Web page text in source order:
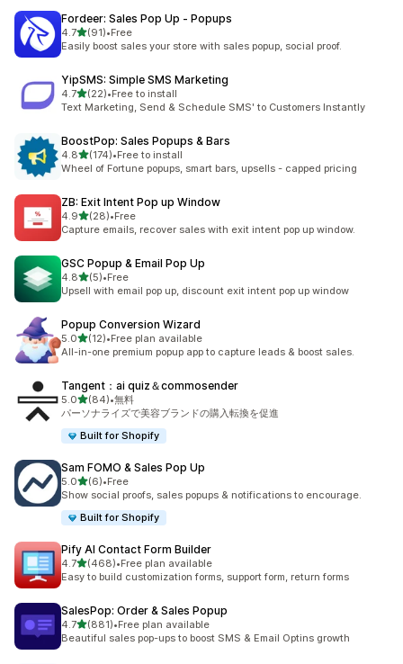
Fordeer: Sales Pop Up ‑ Popups
4.75つ星中
(91)
合計レビュー数：91件
•Free
Easily boost sales your store with sales popup, social proof.
YipSMS: Simple SMS Marketing
4.75つ星中
(22)
合計レビュー数：22件
•Free to install
Text Marketing, Send & Schedule SMS' to Customers Instantly
BoostPop: Sales Popups & Bars
4.85つ星中
(174)
合計レビュー数：174件
•Free to install
Wheel of Fortune popups, smart bars, upsells - capped pricing
ZB: Exit Intent Pop up Window
4.95つ星中
(28)
合計レビュー数：28件
•Free
Capture emails, recover sales with exit intent pop up window.
GSC Popup & Email Pop Up
4.85つ星中
(5)
合計レビュー数：5件
•Free
Upsell with email pop up, discount exit intent pop up window
Popup Conversion Wizard
5.05つ星中
(12)
合計レビュー数：12件
•Free plan available
All-in-one premium popup app to capture leads & boost sales.
Tangent：ai quiz＆commosender
5.05つ星中
(84)
合計レビュー数：84件
•無料
パーソナライズで美容ブランドの購入転換を促進
Built for Shopify
Sam FOMO & Sales Pop Up
5.05つ星中
(6)
合計レビュー数：6件
•Free
Show social proofs, sales popups & notifications to encourage.
Built for Shopify
Pify AI Contact Form Builder
4.75つ星中
(468)
合計レビュー数：468件
•Free plan available
Easy to build customization forms, support form, return forms
SalesPop: Order & Sales Popup
4.75つ星中
(881)
合計レビュー数：881件
•Free plan available
Beautiful sales pop-ups to boost SMS & Email Optins growth